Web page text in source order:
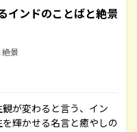
インドのことばと絶景
景
が変わると言う、イン
輝かせる名言と癒やしの